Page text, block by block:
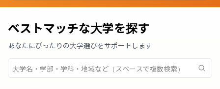
ベストマッチな大学を探す
あなたにぴったりの大学選びをサポートします